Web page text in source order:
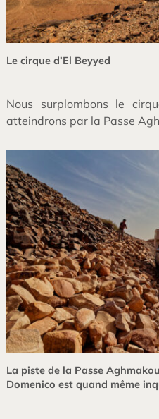
Le cirque d’El Beyyed
Nous surplombons le
atteindrons par la Passe
La piste de la Passe
Domenico est quand même